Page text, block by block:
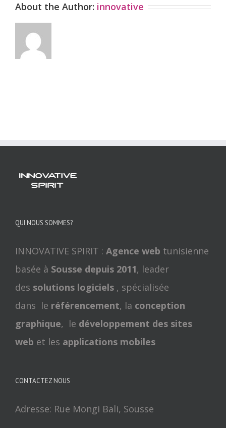
About the Author: innovative
QUI NOUS SOMMES?
INNOVATIVE SPIRIT : Agence web tunisienne
basée à Sousse depuis 2011, leader
des solutions logiciels , spécialisée
dans le référencement, la conception
graphique, le développement des sites
web et les applications mobiles
CONTACTEZ NOUS
Adresse: Rue Mongi Bali, Sousse